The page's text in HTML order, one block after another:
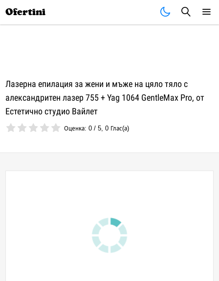
Ofertini
Лазерна епилация за жени и мъже на цяло тяло с
александритен лазер 755 + Yag 1064 GentleMax Pro, от
Естетично студио Вайлет
Оценка:0 /5,0 Глас(а)